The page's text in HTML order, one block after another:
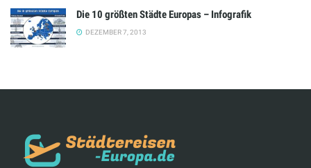
Die 10 größten Städte Europas – Infografik
DEZEMBER 7, 2013